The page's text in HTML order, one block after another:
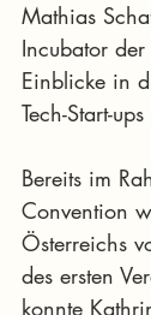
Mathias
Incubator
Einblicke in
Tech-Start-
Bereits im
Convention
Österreichs
des ersten
konnte